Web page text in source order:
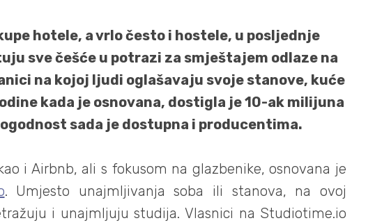
hotele, a vrlo često i hostele, u posljednje
sve češće u potrazi za smještajem odlaze na
na kojoj ljudi oglašavaju svoje stanove, kuće
kada je osnovana, dostigla je 10-ak milijuna
sada je dostupna i producentima.
i Airbnb, ali s fokusom na glazbenike, osnovana je
. Umjesto unajmljivanja soba ili stanova, na ovoj
i unajmljuju studija. Vlasnici na Studiotime.io